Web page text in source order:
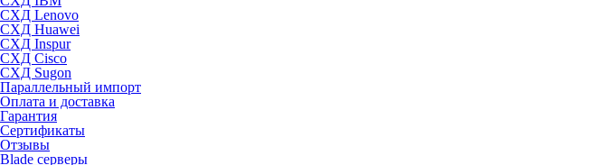
СХД Lenovo
СХД Huawei
СХД Inspur
СХД Cisco
СХД Sugon
Параллельный импорт
Оплата и доставка
Гарантия
Сертификаты
Отзывы
Blade серверы